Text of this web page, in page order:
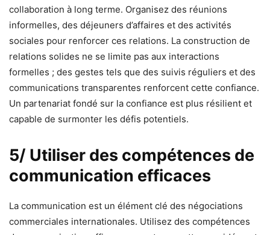
collaboration à long terme. Organisez des réunions
informelles, des déjeuners d’affaires et des activités
sociales pour renforcer ces relations. La construction de
relations solides ne se limite pas aux interactions
formelles ; des gestes tels que des suivis réguliers et des
communications transparentes renforcent cette confiance.
Un partenariat fondé sur la confiance est plus résilient et
capable de surmonter les défis potentiels.
5/ Utiliser des compétences de
communication efficaces
La communication est un élément clé des négociations
commerciales internationales. Utilisez des compétences